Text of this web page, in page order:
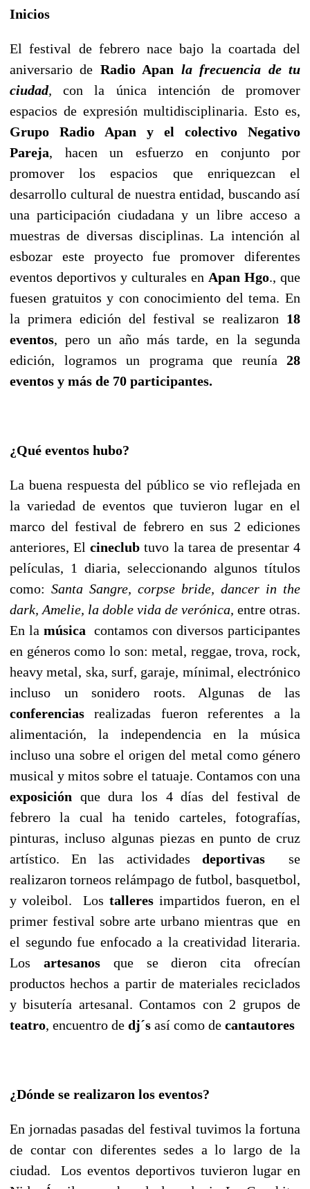
Inicios
El festival de febrero nace bajo la coartada del
aniversario de Radio Apan la frecuencia de tu
ciudad,con la única intención de promover
espacios de expresión multidisciplinaria. Esto es,
Grupo Radio Apan y el colectivo Negativo
Pareja, hacen un esfuerzo en conjunto por
promover los espacios que enriquezcan el
desarrollo cultural de nuestra entidad, buscando así
una participación ciudadana y un libre acceso a
muestras de diversas disciplinas. La intención al
esbozar este proyecto fue promover diferentes
eventos deportivos y culturales en Apan Hgo., que
fuesen gratuitos y con conocimiento del tema. En
la primera edición del festival se realizaron 18
eventos, pero un año más tarde, en la segunda
edición, logramos un programa que reunía 28
eventos y más de 70 participantes.
¿Qué eventos hubo?
La buena respuesta del público se vio reflejada en
la variedad de eventos que tuvieron lugar en el
marco del festival de febrero en sus 2 ediciones
anteriores, Elcineclubtuvo la tarea de presentar 4
películas, 1 diaria, seleccionando algunos títulos
como: Santa Sangre, corpse bride, dancer in the
dark, Amelie, la doble vida de verónica, entre otras.
En la música contamos con diversos participantes
en géneros como lo son: metal, reggae, trova, rock,
heavy metal, ska, surf, garaje, mínimal, electrónico
incluso un sonidero roots. Algunas de las
conferencias realizadas fueron referentes a la
alimentación, la independencia en la música
incluso una sobre el origen del metal como género
musical y mitos sobre el tatuaje. Contamos con una
exposición que dura los 4 días del festival de
febrero la cual ha tenido carteles, fotografías,
pinturas, incluso algunas piezas en punto de cruz
artístico. En las actividades deportivas
se
realizaron torneos relámpago de futbol, basquetbol,
y voleibol. Los talleres impartidos fueron, en el
primer festival sobre arte urbano mientras que en
el segundo fue enfocado a la creatividad literaria.
Los artesanos que se dieron cita ofrecían
productos hechos a partir de materiales reciclados
y bisutería artesanal. Contamos con 2 grupos de
teatro, encuentro de dj´s así como de cantautores
¿Dónde se realizaron los eventos?
En jornadas pasadas del festival tuvimos la fortuna
de contar con diferentes sedes a lo largo de la
ciudad. Los eventos deportivos tuvieron lugar en